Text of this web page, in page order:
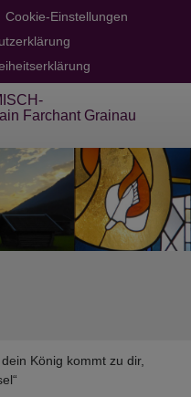
Cookie-Einstellungen
Farchant Grainau
König kommt zu dir,